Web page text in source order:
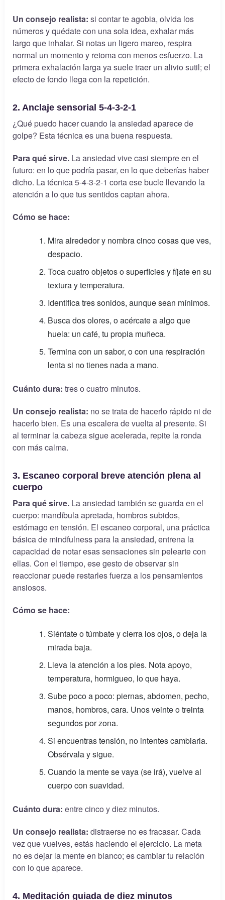
Un consejo realista: si contar te agobia, olvida los
números y quédate con una sola idea, exhalar más
largo que inhalar. Si notas un ligero mareo, respira
normal un momento y retoma con menos esfuerzo. La
primera exhalación larga ya suele traer un alivio sutil; el
efecto de fondo llega con la repetición.
2. Anclaje sensorial 5-4-3-2-1
¿Qué puedo hacer cuando la ansiedad aparece de
golpe? Esta técnica es una buena respuesta.
Para qué sirve.La ansiedad vive casi siempre en el
futuro: en lo que podría pasar, en lo que deberías haber
dicho. La técnica 5-4-3-2-1 corta ese bucle llevando la
atención a lo que tus sentidos captan ahora.
Cómo se hace:
Mira alrededor y nombra cinco cosas que ves,
despacio.
Toca cuatro objetos o superficies y fíjate en su
textura y temperatura.
Identifica tres sonidos, aunque sean mínimos.
Busca dos olores, o acércate a algo que
huela: un café, tu propia muñeca.
Termina con un sabor, o con una respiración
lenta si no tienes nada a mano.
Cuánto dura: tres o cuatro minutos.
Un consejo realista: no se trata de hacerlo rápido ni de
hacerlo bien. Es una escalera de vuelta al presente. Si
al terminar la cabeza sigue acelerada, repite la ronda
con más calma.
3. Escaneo corporal breve atención plena al
cuerpo
Para qué sirve.La ansiedad también se guarda en el
cuerpo: mandíbula apretada, hombros subidos,
estómago en tensión. El escaneo corporal, una práctica
básica de mindfulness para la ansiedad, entrena la
capacidad de notar esas sensaciones sin pelearte con
ellas. Con el tiempo, ese gesto de observar sin
reaccionar puede restarles fuerza a los pensamientos
ansiosos.
Cómo se hace:
Siéntate o túmbate y cierra los ojos, o deja la
mirada baja.
Lleva la atención a los pies. Nota apoyo,
temperatura, hormigueo, lo que haya.
Sube poco a poco: piernas, abdomen, pecho,
manos, hombros, cara. Unos veinte o treinta
segundos por zona.
Si encuentras tensión, no intentes cambiarla.
Obsérvala y sigue.
Cuando la mente se vaya (se irá), vuelve al
cuerpo con suavidad.
Cuánto dura: entre cinco y diez minutos.
Un consejo realista: distraerse no es fracasar. Cada
vez que vuelves, estás haciendo el ejercicio. La meta
no es dejar la mente en blanco; es cambiar tu relación
con lo que aparece.
4. Meditación guiada de diez minutos